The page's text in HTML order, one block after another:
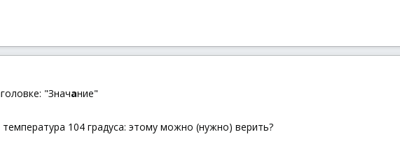
"Значание"
104 градуса: этому можно (нужно) верить?